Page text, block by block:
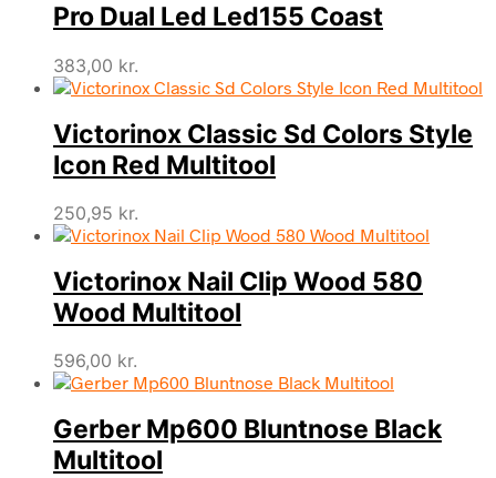
Pro Dual Led Led155 Coast
383,00 kr.
Victorinox Classic Sd Colors Style
Icon Red Multitool
250,95 kr.
Victorinox Nail Clip Wood 580
Wood Multitool
596,00 kr.
Gerber Mp600 Bluntnose Black
Multitool